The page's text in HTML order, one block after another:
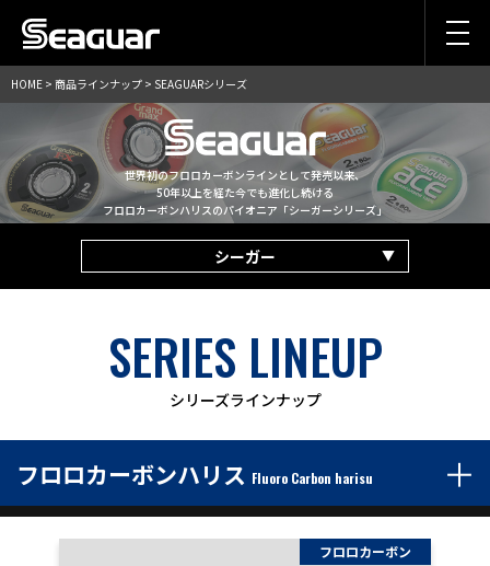
HOME > 商品ラインナップ > SEAGUARシリーズ
世界初のフロロカーボンラインとして発売以来、
50年以上を経た今でも進化し続ける
フロロカーボンハリスのパイオニア「シーガーシリーズ」
シーガー
SERIES LINEUP
シリーズラインナップ
フロロカーボンハリス Fluoro Carbon harisu
フロロカーボン